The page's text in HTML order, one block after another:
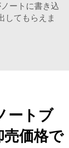
ートに書き込
してもらえま
ートブ
売価格で